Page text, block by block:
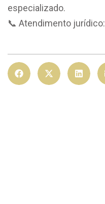
especializado.
📞 Atendimento jurídico: